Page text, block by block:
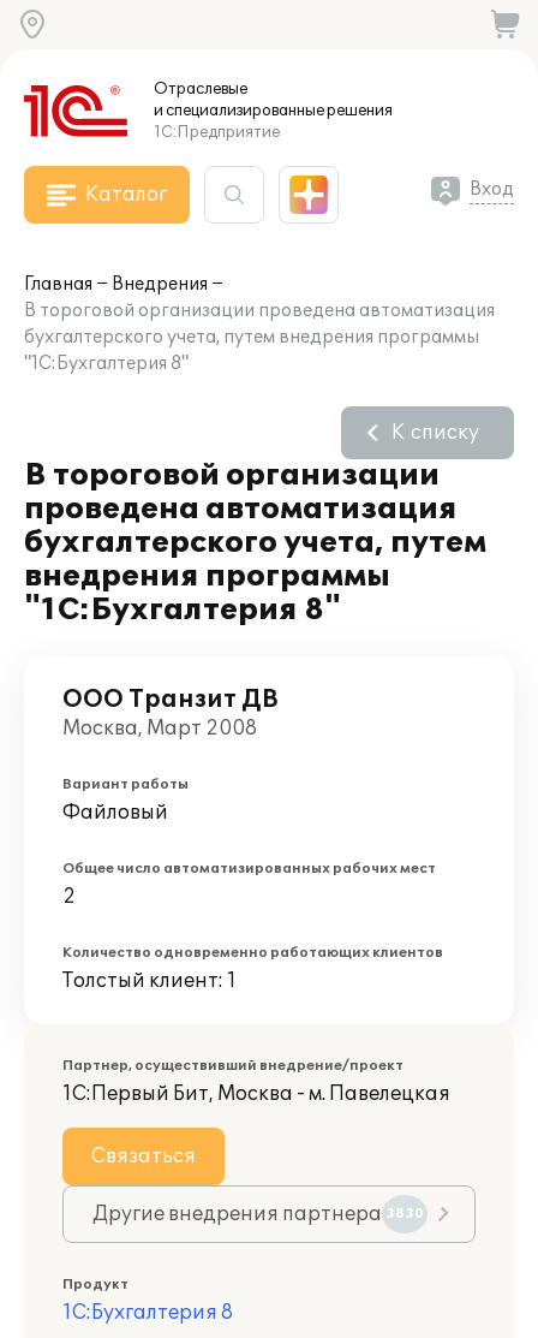
Отраслевые
и специализированныерешения
1С:Предприятие
Каталог Вход
Главная
Внедрения
В тороговой организации проведена автоматизация
бухгалтерского учета, путем внедрения программы
"1С:Бухгалтерия 8"
В тороговой организации
проведена автоматизация
бухгалтерского учета, путем
внедрения программы
"1С:Бухгалтерия 8"
К списку
ООО Транзит ДВ
Москва, Март 2008
Вариант работы
Файловый
Общее число автоматизированных рабочих мест
2
Количество одновременно работающих клиентов
Толстый клиент: 1
Партнер, осуществивший внедрение/проект
1С:Первый Бит, Москва - м. Павелецкая
Связаться
Другие внедрения партнера 3830
Продукт
1С:Бухгалтерия 8